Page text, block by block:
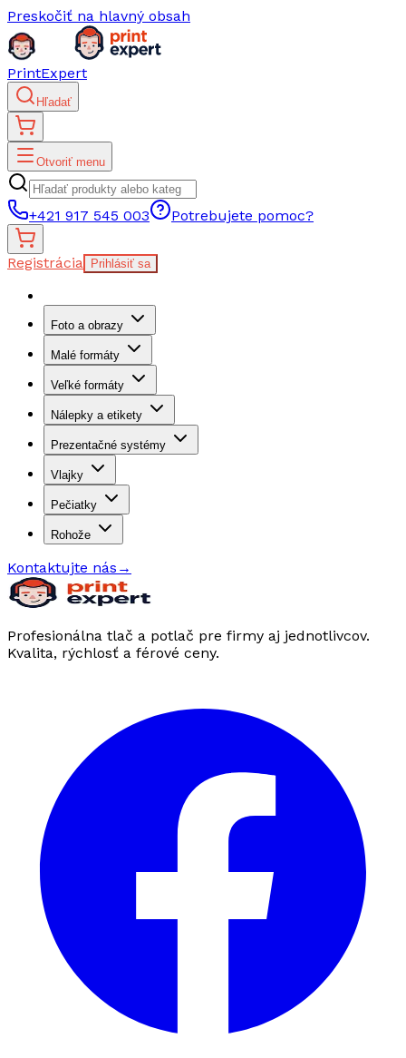
Preskočiť na hlavný obsah
PrintExpert
Hľadať
Otvoriť menu
+421 917 545 003 Potrebujete pomoc?
Registrácia Prihlásiť sa
Foto a obrazy
Malé formáty
Veľké formáty
Nálepky a etikety
Prezentačné systémy
Vlajky
Pečiatky
Rohože
Kontaktujte nás →
Profesionálna tlač a potlač pre firmy aj jednotlivcov.
Kvalita, rýchlosť a férové ceny.